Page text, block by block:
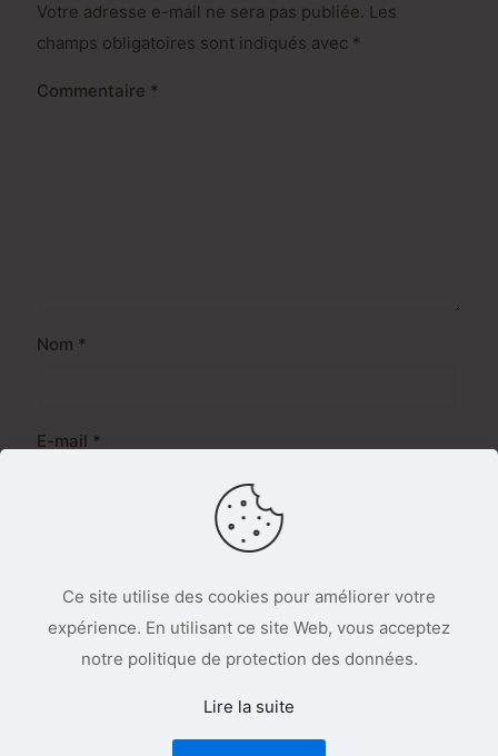
Votre adresse e-mail ne sera pas publiée. Les
champs obligatoires sont indiqués avec *
Commentaire *
Nom *
E-mail *
En utilisant ce formulaire, vous acceptez le
stockage et le traitement de vos données par ce
Ce site utilise des cookies pour améliorer votre
expérience. En utilisant ce site Web, vous acceptez
notre politique de protection des données.
Lire la suite